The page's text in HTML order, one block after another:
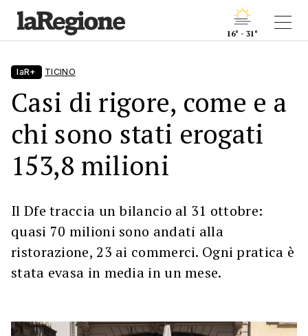
16° - 31°
laR+ TICINO
Casi di rigore, come e a
chi sono stati erogati
153,8 milioni
Il Dfe traccia un bilancio al 31 ottobre:
quasi 70 milioni sono andati alla
ristorazione, 23 ai commerci. Ogni pratica è
stata evasa in media in un mese.